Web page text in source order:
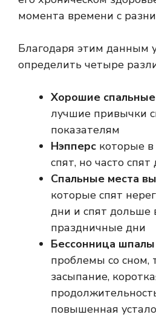
момента времени с
Благодаря этим данным
определить четыре
Хорошие
лучшие привычки
показателям
Нэпперс которые
спят, но часто
Спальные места
которые спят
дни и спят дольше
праздничные дни
Бессонница шпалы
проблемы со сном,
засыпание,
повышенная